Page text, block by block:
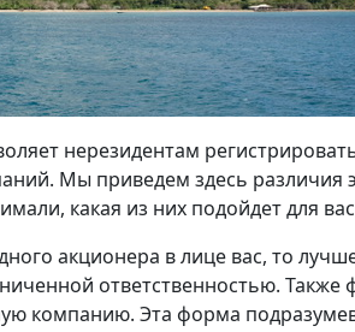
нерезидентам
Мы приведем здесь различия
какая из них подойдет для
акционера в лице вас, то
ответственностью. Также
компанию. Эта форма